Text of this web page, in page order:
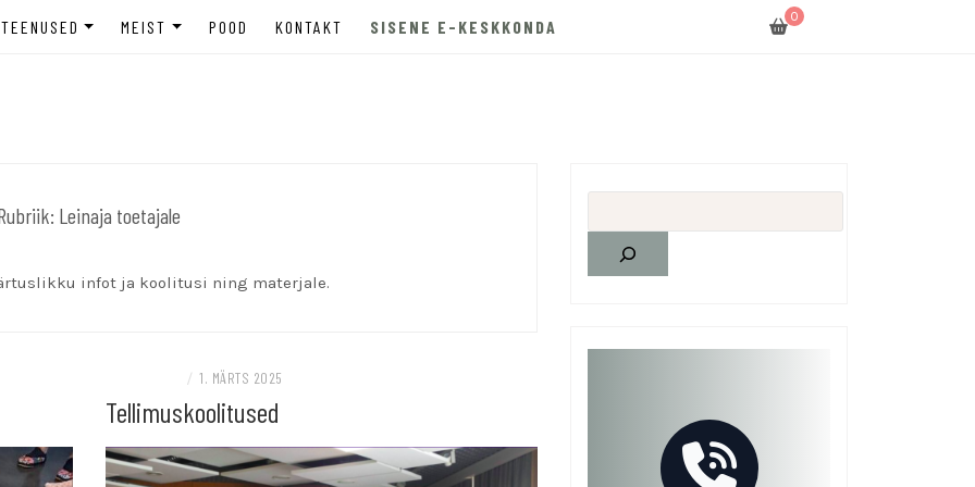
TEENUSED
TELLIMUSKOOLITUSED
MEIST
PRIVAATSUSPOLIITIKA
POOD KONTAKT SISENE E-KESKKONDA 0
Leinaja toetajale
infot ja koolitusi ning materjale.
/ 1. MÄRTS 2025
Tellimuskoolitused